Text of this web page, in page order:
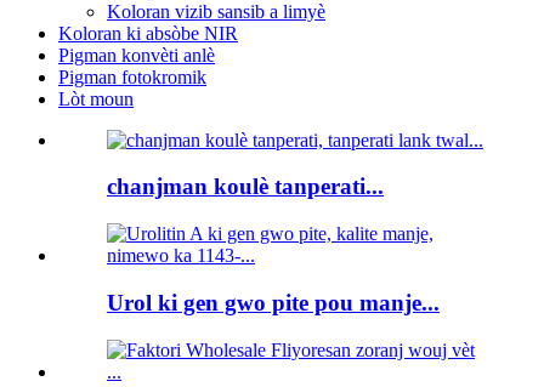
Koloran vizib sansib a limyè
Koloran ki absòbe NIR
Pigman konvèti anlè
Pigman fotokromik
Lòt moun
chanjman koulè tanperati...
Urol ki gen gwo pite pou manje...